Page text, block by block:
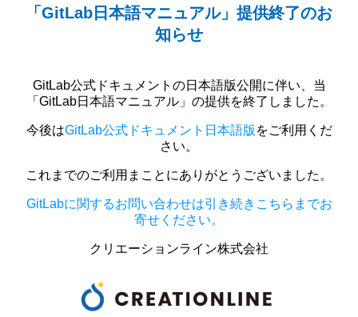
「GitLab日本語マニュアル」提供終了のお
知らせ
GitLab公式ドキュメントの日本語版公開に伴い、当
「GitLab日本語マニュアル」の提供を終了しました。
今後はGitLab公式ドキュメント日本語版 をご利用くだ
さい。
これまでのご利用まことにありがとうございました。
GitLabに関するお問い合わせは引き続きこちらまでお
寄せください。
クリエーションライン株式会社